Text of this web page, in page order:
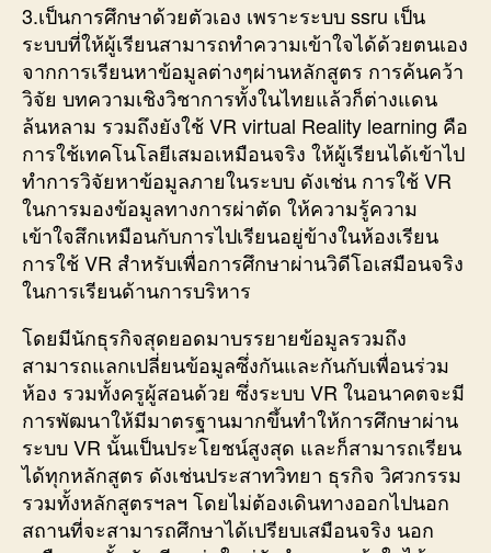
3.เป็นการศึกษาด้วยตัวเอง เพราะระบบ ssru เป็น
ระบบที่ให้ผู้เรียนสามารถทำความเข้าใจได้ด้วยตนเอง
จากการเรียนหาข้อมูลต่างๆผ่านหลักสูตร การค้นคว้า
วิจัย บทความเชิงวิชาการทั้งในไทยแล้วก็ต่างแดน
ล้นหลาม รวมถึงยังใช้ VR virtual Reality learning คือ
การใช้เทคโนโลยีเสมอเหมือนจริง ให้ผู้เรียนได้เข้าไป
ทำการวิจัยหาข้อมูลภายในระบบ ดังเช่น การใช้ VR
ในการมองข้อมูลทางการผ่าตัด ให้ความรู้ความ
เข้าใจสึกเหมือนกับการไปเรียนอยู่ข้างในห้องเรียน
การใช้ VR สำหรับเพื่อการศึกษาผ่านวิดีโอเสมือนจริง
ในการเรียนด้านการบริหาร
โดยมีนักธุรกิจสุดยอดมาบรรยายข้อมูลรวมถึง
สามารถแลกเปลี่ยนข้อมูลซึ่งกันและกันกับเพื่อนร่วม
ห้อง รวมทั้งครูผู้สอนด้วย ซึ่งระบบ VR ในอนาคตจะมี
การพัฒนาให้มีมาตรฐานมากขึ้นทำให้การศึกษาผ่าน
ระบบ VR นั้นเป็นประโยชน์สูงสุด และก็สามารถเรียน
ได้ทุกหลักสูตร ดังเช่นประสาทวิทยา ธุรกิจ วิศวกรรม
รวมทั้งหลักสูตรฯลฯ โดยไม่ต้องเดินทางออกไปนอก
สถานที่จะสามารถศึกษาได้เปรียบเสมือนจริง นอก